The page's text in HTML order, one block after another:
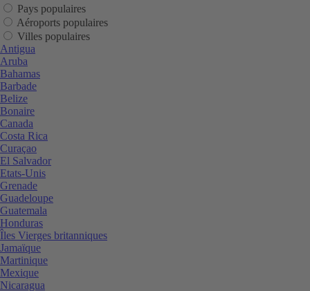
Pays populaires
Aéroports populaires
Villes populaires
Antigua
Aruba
Bahamas
Barbade
Belize
Bonaire
Canada
Costa Rica
Curaçao
El Salvador
Etats-Unis
Grenade
Guadeloupe
Guatemala
Honduras
Îles Vierges britanniques
Jamaïque
Martinique
Mexique
Nicaragua